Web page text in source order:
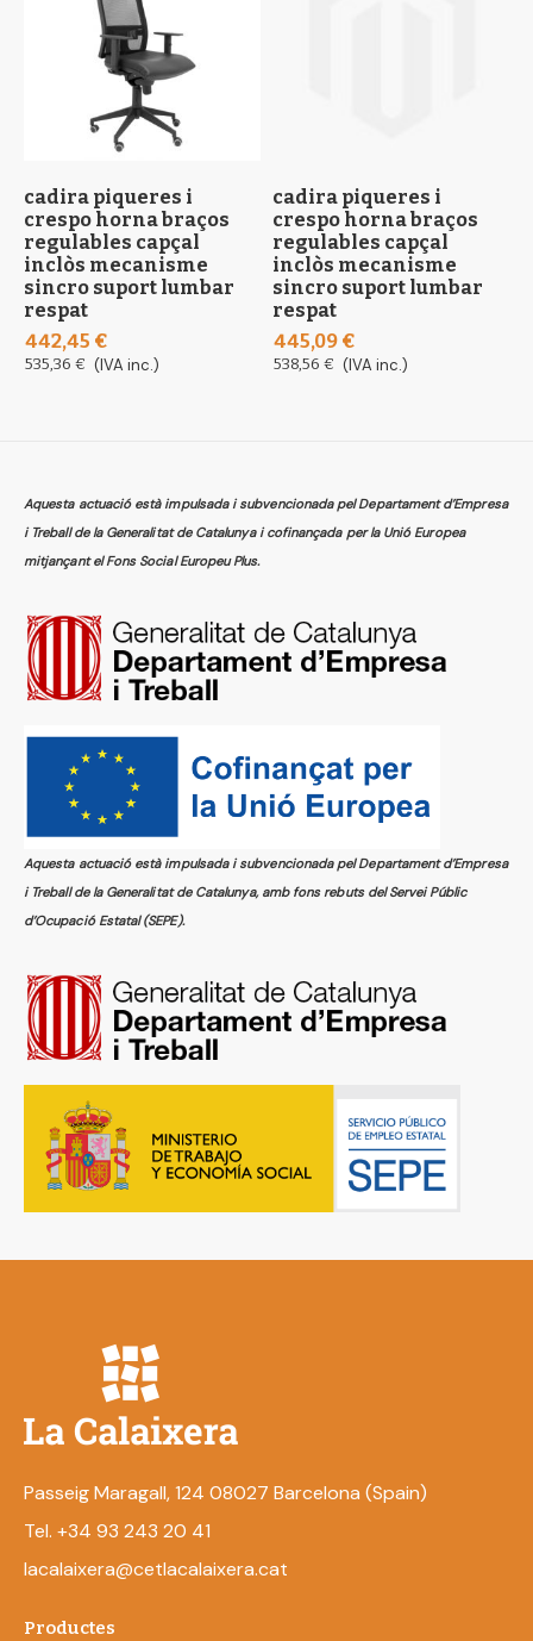
cadira piqueres i
crespo horna braços
regulables capçal
inclòs mecanisme
sincro suport lumbar
respat
442,45 €
535,36 € (IVA inc.)
cadira piqueres i
crespo horna braços
regulables capçal
inclòs mecanisme
sincro suport lumbar
respat
445,09 €
538,56 € (IVA inc.)
Aquesta actuació està impulsada i subvencionada pel Departament d’Empresa
i Treball de la Generalitat de Catalunya i cofinançada per la Unió Europea
mitjançant el Fons Social Europeu Plus.
Aquesta actuació està impulsada i subvencionada pel Departament d’Empresa
i Treball de la Generalitat de Catalunya, amb fons rebuts del Servei Públic
d’Ocupació Estatal (SEPE).
Passeig Maragall, 124 08027 Barcelona (Spain)
Tel. +34 93 243 20 41
lacalaixera@cetlacalaixera.cat
Productes